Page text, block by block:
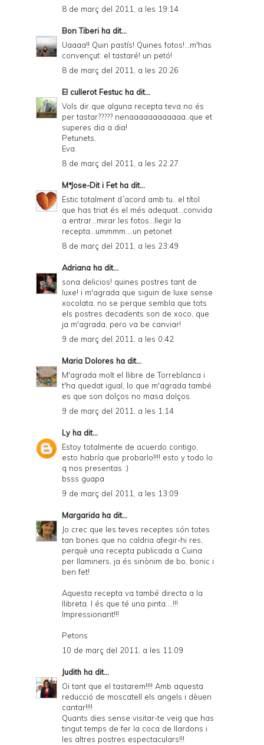
8 de març del 2011, a les 19:14
Bon Tiberi ha dit...
Uaaaa!! Quin pastís! Quines fotos!...m'has
convençut: el tastaré! un petó!
8 de març del 2011, a les 20:26
El cullerot Festuc ha dit...
Vols dir que alguna recepta teva no és
per tastar????? nenaaaaaaaaaaaa..que et
superes dia a dia!
Petunets,
Eva.
8 de març del 2011, a les 22:27
MªJose-Dit i Fetha dit...
Estic totalment d´acord amb tu...el títol
que has triat és el més adequat...convida
a entrar...mirar les fotos...llegir la
recepta...ummmm....un petonet
8 de març del 2011, a les 23:49
Adriana ha dit...
sona delicios! quines postres tant de
luxe! i m'agrada que siguin de luxe sense
xocolata, no se perque sembla que tots
els postres decadents son de xoco, que
ja m'agrada, pero va be canviar!
9 de març del 2011, a les 0:42
Maria Dolores ha dit...
M'agrada molt el llibre de Torreblanca i
t'ha quedat igual, lo que m'agrada també
es que son dolços no masa dolços.
9 de març del 2011, a les 1:14
Lyha dit...
Estoy totalmente de acuerdo contigo,
esto habría que probarlo!!!! esto y todo lo
q nos presentas :)
bsss guapa
9 de març del 2011, a les 13:09
Margarida ha dit...
Jo crec que les teves receptes són totes
tan bones que no caldria afegir-hi res,
perquè una recepta publicada a Cuina
per llaminers, ja és sinònim de bo, bonic i
ben fet!
Aquesta recepta va també directa a la
llibreta. I és que té una pinta....!!!
Impressionant!!!
Petons
10 de març del 2011, a les 11:09
Judith ha dit...
Oi tant que el tastarem!!!! Amb aquesta
reducció de moscatell els angels i dèuen
cantar!!!!
Quants dies sense visitar-te veig que has
tingut temps de fer la coca de llardons i
les altres postres espectaculars!!!